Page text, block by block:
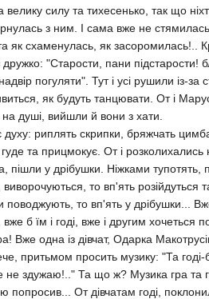
велику силу та тихесенько, так що
з ним. I сама вже не
як схаменулась, як засоромилась!..
"Старости, пани пiдстарости!
погуляти". Тут i усi рушили iз-за
як будуть танцювати. От i
душi, вийшли й вони з хати.
духу: риплять скрипки, бряжчать
та прицмокує. От i розколихались
пiшли у дрiбушки. Нiжками тупотять,
то вп'ять розiйдуться
поводжують, то вп'ять у дрiбушки...
вже б їм i годi, вже i другим хочеться
Вже одна iз дiвчат, Одарка
притьмом просить музику: "Та
не здужаю!.." Та що ж? Музика гра та
попросив... От дiвчатам годi,